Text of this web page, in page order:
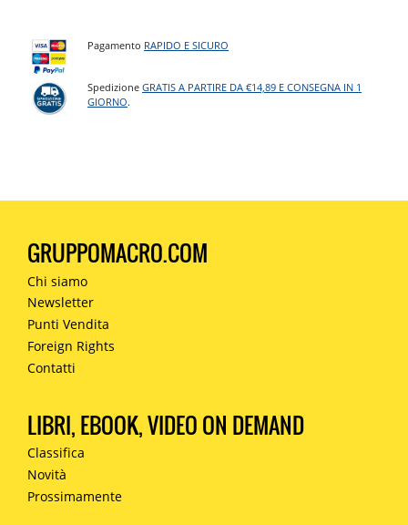
Pagamento RAPIDO E SICURO
SpedizioneGRATIS A PARTIRE DA €14,89 E CONSEGNA IN 1
GIORNO.
GRUPPOMACRO.COM
Chi siamo
Newsletter
Punti Vendita
Foreign Rights
Contatti
LIBRI, EBOOK, VIDEO ON DEMAND
Classifica
Novità
Prossimamente